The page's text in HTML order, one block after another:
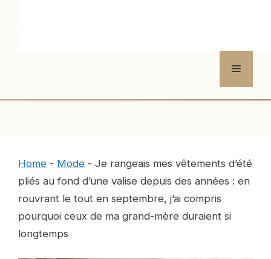
Menu
Home - Mode - Je rangeais mes vêtements d’été
pliés au fond d’une valise depuis des années : en
rouvrant le tout en septembre, j’ai compris
pourquoi ceux de ma grand-mère duraient si
longtemps